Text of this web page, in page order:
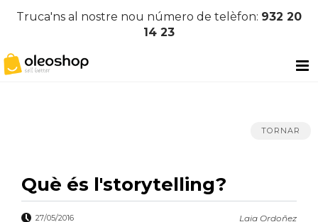
Truca'ns al nostre nou número de telèfon: 932 20
14 23
TORNAR
Què és l'storytelling?
Laia Ordoñez
27/05/2016